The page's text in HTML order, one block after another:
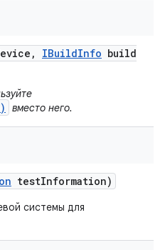
, IBuildInfo build
вместо него.
testInformation)
системы для